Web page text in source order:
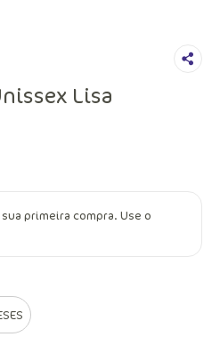
Lisa
primeira compra. Use o